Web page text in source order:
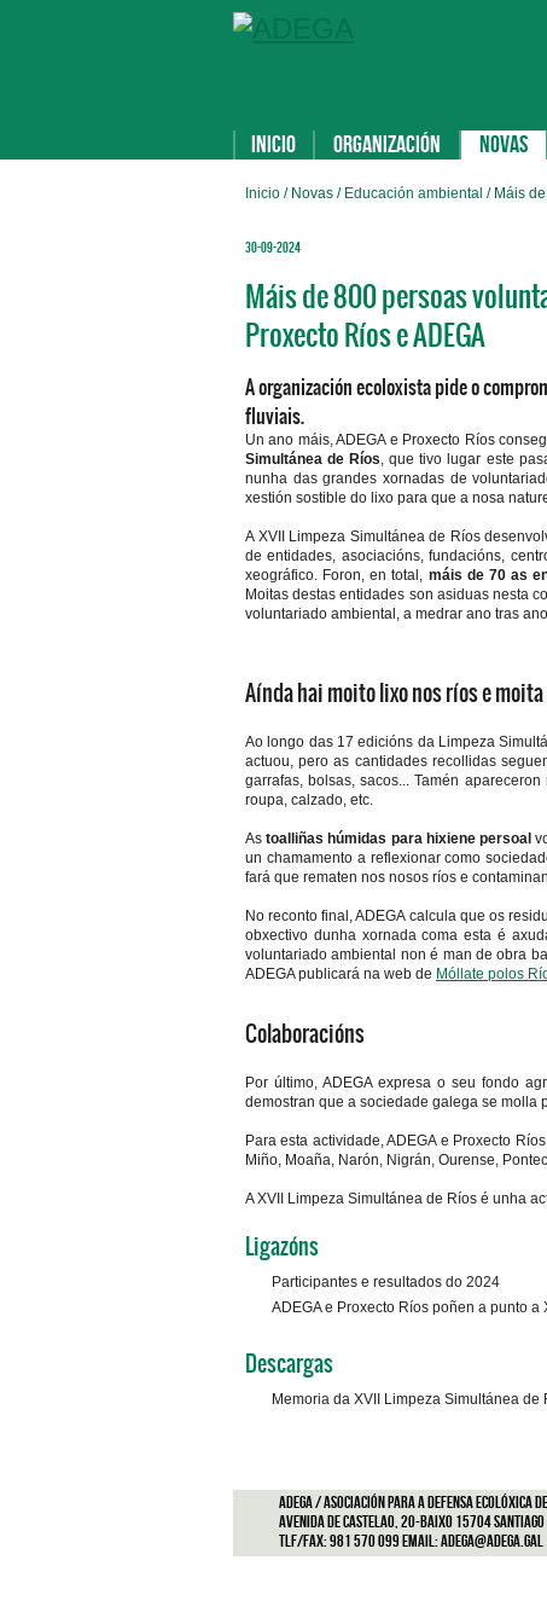
Inicio Organización Novas
Inicio / Novas / Educación ambiental / Máis
30-09-2024
Máis de 800 persoas
Proxecto Ríos e ADEGA
A organización ecoloxista pide o
fluviais.
Un ano máis, ADEGA e Proxecto Ríos
Simultánea de Ríos, que tivo lugar este
nunha das grandes xornadas de
xestión sostible do lixo para que a nosa
A XVII Limpeza Simultánea de Ríos
de entidades, asociacións, fundacións,
xeográfico. Foron, en total, máis de 70 as
Moitas destas entidades son asiduas nesta
voluntariado ambiental, a medrar ano tras
Aínda hai moito lixo nos ríos e
Ao longo das 17 edicións da Limpeza
actuou, pero as cantidades recollidas
garrafas, bolsas, sacos... Tamén
roupa, calzado, etc.
Astoalliñas húmidas para hixiene persoal
un chamamento a reflexionar como
fará que rematen nos nosos ríos e
No reconto final, ADEGA calcula que os
obxectivo dunha xornada coma esta é
voluntariado ambiental non é man de obra
ADEGA publicará na web de Móllate polos
Colaboracións
Por último, ADEGA expresa o seu fondo
demostran que a sociedade galega se molla
Para esta actividade, ADEGA e Proxecto
Miño, Moaña, Narón, Nigrán, Ourense,
A XVII Limpeza Simultánea de Ríos é unha
Ligazóns
Participantes e resultados do 2024
ADEGA e Proxecto Ríos poñen a punto
Descargas
Memoria da XVII Limpeza Simultánea de
ADEGA / Asociación para a defensa ecolóxica
Avenida de Castelao, 20-Baixo 15704
Tlf/Fax: 981 570 099 Email:adega@adega.gal